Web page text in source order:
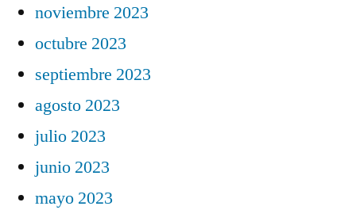
noviembre 2023
octubre 2023
septiembre 2023
agosto 2023
julio 2023
junio 2023
mayo 2023